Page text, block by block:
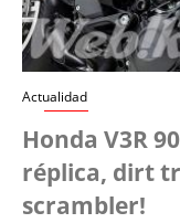
Actualidad
Honda V3R
réplica, dirt
scrambler!